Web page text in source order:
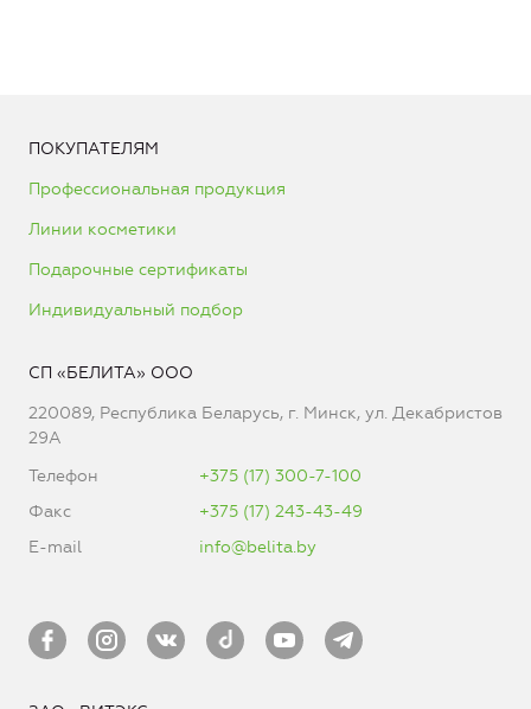
ПОКУПАТЕЛЯМ
Профессиональная продукция
Линии косметики
Подарочные сертификаты
Индивидуальный подбор
СП «БЕЛИТА» ООО
220089, Республика Беларусь, г. Минск, ул. Декабристов
29А
Телефон
+375 (17) 300-7-100
Факс
+375 (17) 243-43-49
E-mail
info@belita.by